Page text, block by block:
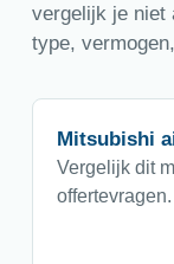
vergelijk je niet
type,
Mitsubishi
Vergelijk dit
offertevragen.